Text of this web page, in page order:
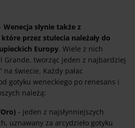
Wenecja słynie także z
przez stulecia należały do
Europy. Wiele z nich
Grande, tworząc jeden z najbardziej
świecie. Każdy pałac
gotyku weneckiego po renesans i
należą:
- jeden z najsłynniejszych
uznawany za arcydzieło gotyku